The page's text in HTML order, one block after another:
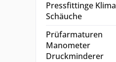
Pressfittinge Klima
Schäuche
Prüfarmaturen
Manometer
Druckminderer